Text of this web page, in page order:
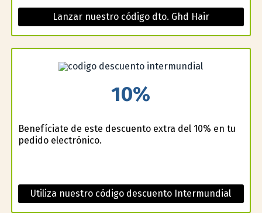
Lanzar nuestro código dto. Ghd Hair
10%
Benefíciate de este descuento extra del 10% en tu
pedido electrónico.
Utiliza nuestro código descuento Intermundial